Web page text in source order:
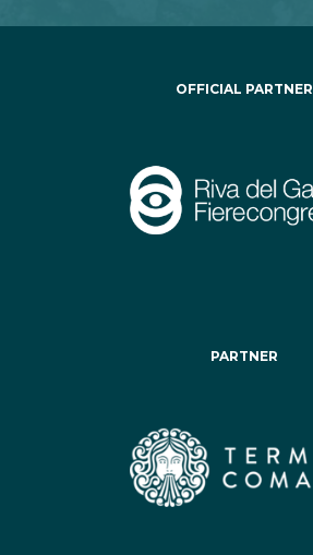
OFFICIAL PARTNER
PARTNER